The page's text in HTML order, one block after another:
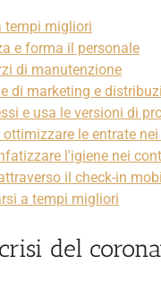
tempi migliori
e forma il personale
di manutenzione
di marketing e
e usa le versioni di
le entrate
l'igiene nei
il check-in
a tempi migliori
del